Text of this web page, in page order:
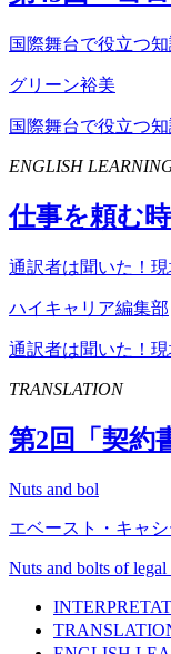
国際舞台で役立つ
グリーン裕美
国際舞台で役立つ
ENGLISH
仕事を頼む
通訳者は聞いた！
ハイキャリア編集部
通訳者は聞いた！
TRANSLATION
第2回「契約
Nuts and bol
エベースト・キャシ
Nuts and bolts of legal